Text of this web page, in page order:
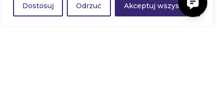
Dostosuj Odrzuć Akceptuj wszystko
Polityka prywatności